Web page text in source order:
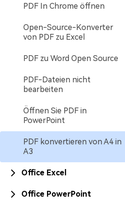
PDF In Chrome öffnen
Open-Source-Konverter
von PDF zu Excel
PDF zu Word Open Source
PDF-Dateien nicht
bearbeiten
Öffnen Sie PDF in
PowerPoint
PDF konvertieren von A4 in
A3
Office Excel
Office PowerPoint